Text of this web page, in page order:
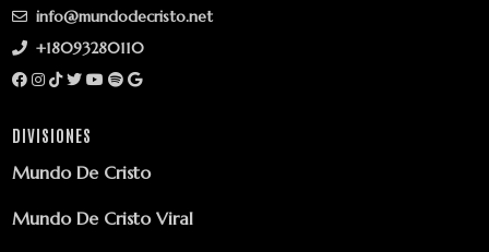
info@mundodecristo.net
+18093280110
DIVISIONES
Mundo De Cristo
Mundo De Cristo Viral